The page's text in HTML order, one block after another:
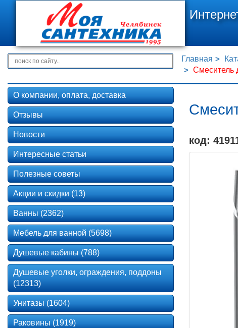
Главная
Смеситель
код:
О компании, оплата, доставка
Отзывы
Новости
Интересные статьи
Полезные советы
Акции и скидки (13)
Ванны (2362)
Мебель для ванной (5698)
Душевые кабины (788)
Душевые уголки, ограждения, поддоны
(12313)
Унитазы (1604)
Раковины (1919)